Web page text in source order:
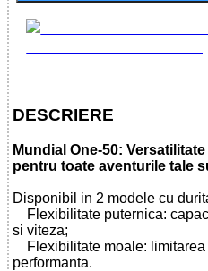
DESCRIERE
Mundial One-50:
pentru toate aventurile tale
Disponibil in 2 modele cu
Flexibilitate puternica:
si viteza;
Flexibilitate moale: limitarea
performanta.